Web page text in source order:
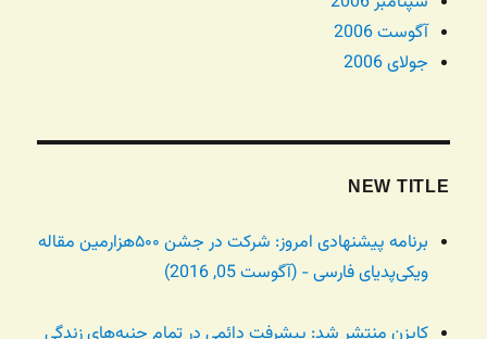
آگوست 2006
جولای 2006
NEW TITLE
برنامه پیشنهادی امروز: شرکت در جشن ۵۰۰هزارمین مقاله
ویکی‌پدیای فارسی - (آگوست 05, 2016)